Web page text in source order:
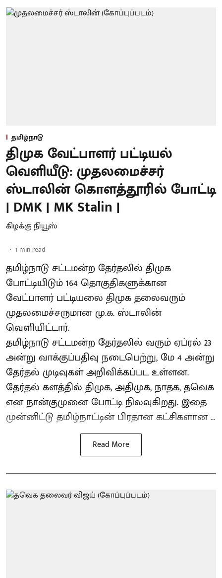
தமிழ்நாடு
திமுக வேட்பாளர் பட்டியல்
வெளியீடு: முதலமைச்சர்
ஸ்டாலின் கொளத்தூரில் போட்டி
| DMK | MK Stalin |
கிழக்கு நியூஸ்
1 min read
தமிழ்நாடு சட்டமன்ற தேர்தலில் திமுக
போட்டியிடும் 164 தொகுதிகளுக்கான
வேட்பாளர் பட்டியலை திமுக தலைவரும்
முதலமைச்சருமான மு.க. ஸ்டாலின்
வெளியிட்டார்.
தமிழ்நாடு சட்டமன்ற தேர்தலில் வரும் ஏப்ரல் 23
அன்று வாக்குப்பதிவு நடைபெற்று, மே 4 அன்று
தேர்தல் முடிவுகள் அறிவிக்கப்பட உள்ளன.
தேர்தல் களத்தில் திமுக, அதிமுக, நாதக, தவெக
என நான்குமுனை போட்டி நிலவுகிறது. இதை
முன்னிட்டு தமிழ்நாட்டின் பிரதான கட்சிகளான ...
Read More